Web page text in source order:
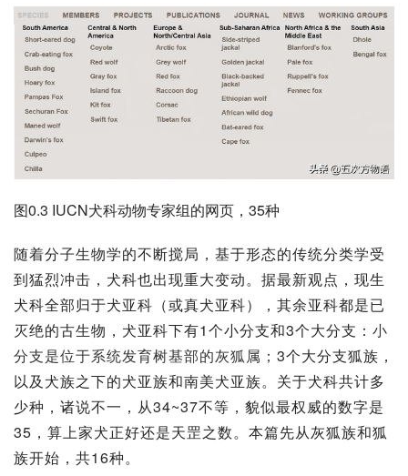
图0.3 IUCN犬科动物专家组的网页，35种
随着分子生物学的不断搅局，基于形态的传统分类学受
到猛烈冲击，犬科也出现重大变动。据最新观点，现生
犬科全部归于犬亚科（或真犬亚科），其余亚科都是已
灭绝的古生物 ，犬亚科下有1个小分支和3个大分支： 小
分支是位于系统发育树基部的灰狐属； 3个大分支狐族，
以及犬族之下的犬亚族和南美犬亚族。关于犬科共计多
少种，诸说不一，从34~37不等，貌似最权威的数字是
35，算上家犬正好还是天罡之数。本篇先从灰狐族和狐
族开始，共16种。